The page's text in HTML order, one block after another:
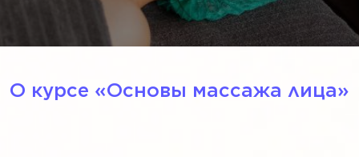
О курсе «‎Основы массажа лица»‎